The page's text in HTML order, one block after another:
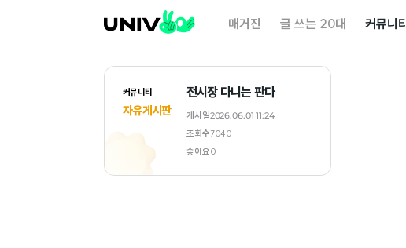
매거진 글 쓰는 20대 커뮤니티
커뮤니티
자유게시판
전시장 다니는 판다
게시일2026.06.01 11:24
조회수7040
좋아요0